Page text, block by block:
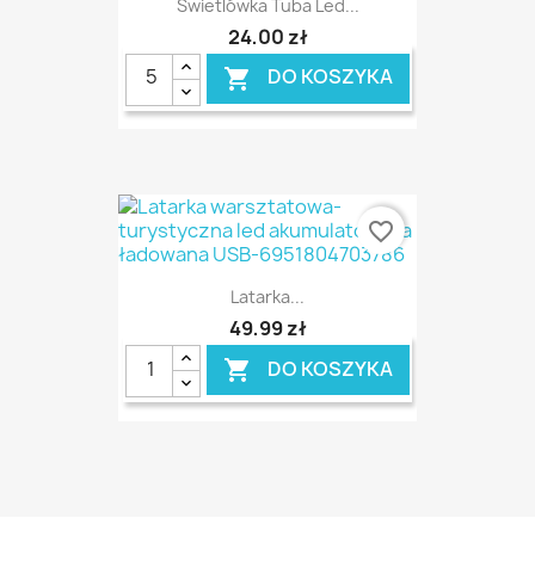
Świetlówka Tuba Led...
24,00 zł
 DO KOSZYKA
Latarka...
49,99 zł
 DO KOSZYKA
favorite_border